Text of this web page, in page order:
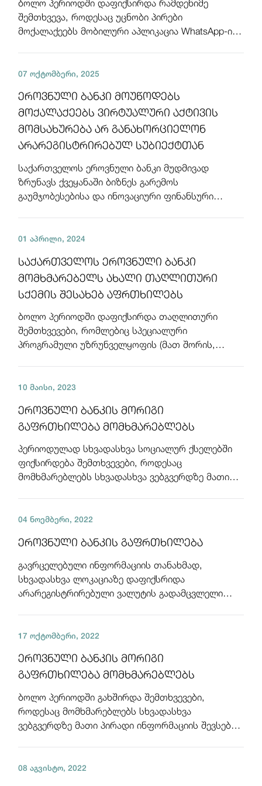
ბოლო პერიოდში დაფიქსირდა რამდენიმე
შემთხვევა, როდესაც უცნობი პირები
მოქალაქეებს მობილური აპლიკაცია WhatsApp-ის
ეროვნული ბანკი მოუწოდებს
მოქალაქეებს ვირტუალური აქტივის
მომსახურება არ განახორციელონ
არარეგისტრირებულ სუბიექტთან
საქართველოს ეროვნული ბანკი მუდმივად
ზრუნავს ქვეყანაში ბიზნეს გარემოს
გაუმჯობესებისა და ინოვაციური ფინანსური
რეგულაციებისა და
07 ოქტომბერი, 2025
საქართველოს ეროვნული ბანკი
მომხმარებელს ახალი თაღლითური
სქემის შესახებ აფრთხილებს
ბოლო პერიოდში დაფიქსირდა თაღლითური
შემთხვევები, რომლებიც სპეციალური
პროგრამული უზრუნველყოფის (მათ შორის,
01 აპრილი, 2024
ეროვნული ბანკის მორიგი
გაფრთხილება მომხმარებლებს
პერიოდულად სხვადასხვა სოციალურ ქსელებში
ფიქსირდება შემთხვევები, როდესაც
მომხმარებლებს სხვადასხვა ვებგვერდზე მათი
10 მაისი, 2023
ეროვნული ბანკის გაფრთხილება
გავრცელებული ინფორმაციის თანახმად,
სხვადასხვა ლოკაციაზე დაფიქსრიდა
არარეგისტრირებული ვალუტის გადამცვლელი
წარმოების ფაქტები. ვალუტის
04 ნოემბერი, 2022
ეროვნული ბანკის მორიგი
გაფრთხილება მომხმარებლებს
ბოლო პერიოდში გახშირდა შემთხვევები,
როდესაც მომხმარებლებს სხვადასხვა
ვებგვერდზე მათი პირადი ინფორმაციის შევსების
17 ოქტომბერი, 2022
08 აგვისტო, 2022
საგადახდო სისტემები
არასაბანკო ზედამხედველობა
საბანკო ზედამხედველობა
ფინანსური სტაბილურობა
მონეტარული პოლიტიკა